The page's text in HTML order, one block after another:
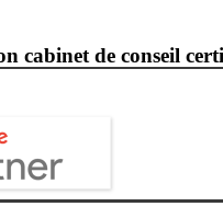
cabinet de conseil